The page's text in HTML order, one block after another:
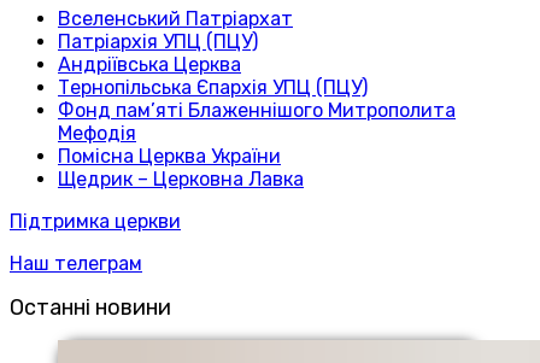
Вселенський Патріархат
Патріархія УПЦ (ПЦУ)
Андріївська Церква
Тернопільська Єпархія УПЦ (ПЦУ)
Фонд пам’яті Блаженнішого Митрополита
Мефодія
Помісна Церква України
Щедрик – Церковна Лавка
Підтримка церкви
Наш телеграм
Останні новини